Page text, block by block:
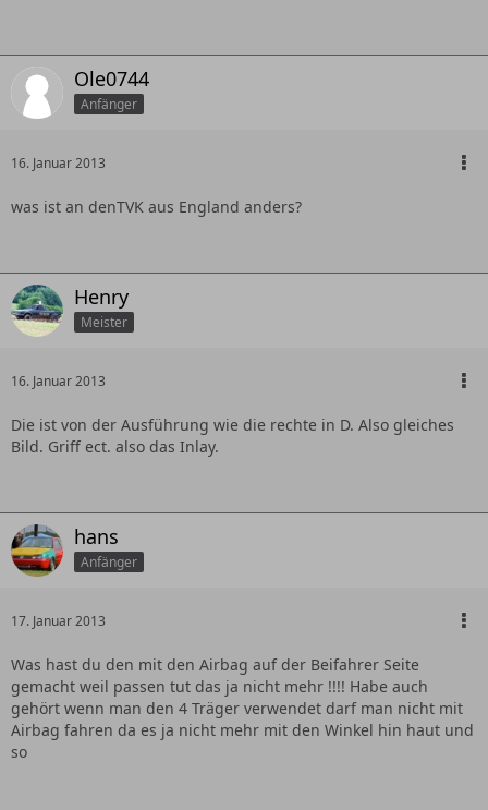
Ole0744
Anfänger
16. Januar 2013
was ist an denTVK aus England anders?
Henry
Meister
16. Januar 2013
Die ist von der Ausführung wie die rechte in D. Also gleiches
Bild. Griff ect. also das Inlay.
hans
Anfänger
17. Januar 2013
Was hast du den mit den Airbag auf der Beifahrer Seite
gemacht weil passen tut das ja nicht mehr !!!! Habe auch
gehört wenn man den 4 Träger verwendet darf man nicht mit
Airbag fahren da es ja nicht mehr mit den Winkel hin haut und
so